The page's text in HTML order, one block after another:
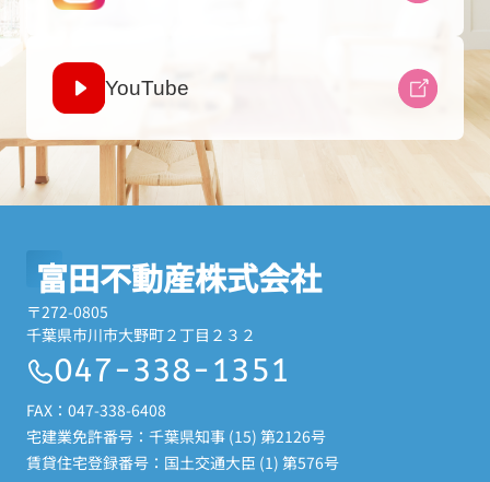
YouTube
富田不動産株式会社
〒272-0805
千葉県市川市大野町２丁目２３２
047-338-1351
FAX：047-338-6408
宅建業免許番号：千葉県知事 (15) 第2126号
賃貸住宅登録番号：国土交通大臣 (1) 第576号